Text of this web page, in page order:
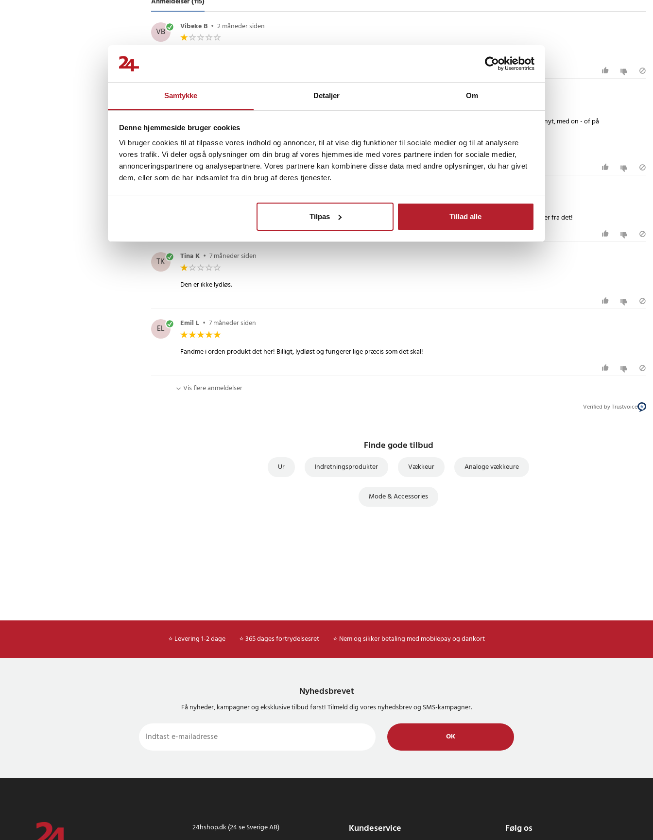
Samtykke Detaljer Om
Denne hjemmeside bruger cookies
Vi bruger cookies til at tilpasse vores indhold og annoncer, til at vise dig funktioner til sociale medier og til at analysere
vores trafik. Vi deler også oplysninger om din brug af vores hjemmeside med vores partnere inden for sociale medier,
annonceringspartnere og analysepartnere. Vores partnere kan kombinere disse data med andre oplysninger, du har givet
dem, eller som de har indsamlet fra din brug af deres tjenester.
Tilpas Tillad alle
Article number:85001
VB Vibeke B • 2 måneder siden
GG Gert G
Dejlig ur, men on - of knappen er for lille, svær at slå fra, skulle ikke have været bag uret. Nu prøver jeg en tid, eller køber jeg et nyt, med on - of på
toppen af uret. God dag til jer. Mvh Gert Gregersen
AS
Det er på ingen måde lydløst! Det larmer, så det er umuligt at sove med det i rummet. Jeg er i dialog omkring returnering. Hold jer fra det!
TK Tina K • 7 måneder siden
Den er ikke lydløs.
EL Emil L • 7 måneder siden
Fandme i orden produkt det her! Billigt, lydløst og fungerer lige præcis som det skal!
Vis flere anmeldelser
Verified by Trustvoice
Finde gode tilbud
Ur Indretningsprodukter Vækkeur Analoge vækkeure
Mode & Accessories
⭐ Levering 1-2 dage ⭐ 365 dages fortrydelsesret ⭐ Nem og sikker betaling med mobilepay og dankort
Nyhedsbrevet
Få nyheder, kampagner og eksklusive tilbud først! Tilmeld dig vores nyhedsbrev og SMS-kampagner.
OK
24hshop.dk (24 se Sverige AB) Kundeservice Følg os